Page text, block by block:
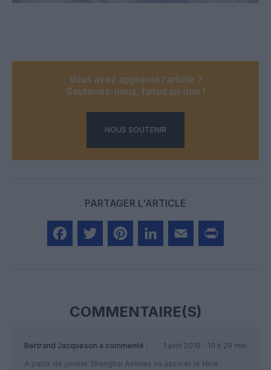
Vous avez apprécié l’article ?
Soutenez-nous, faites un don !
NOUS SOUTENIR
PARTAGER L'ARTICLE
COMMENTAIRE(S)
Bertrand Jacqueson a commenté :
1 avril 2019 - 10 h 29 min
À partir de janvier Shanghai Airlines va assurer le Nice